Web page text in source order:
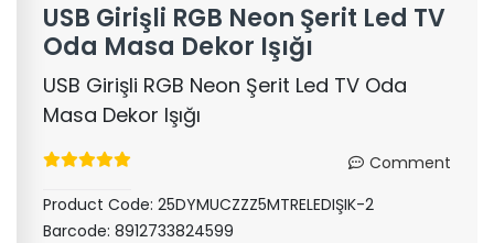
USB Girişli RGB Neon Şerit Led TV
Oda Masa Dekor Işığı
USB Girişli RGB Neon Şerit Led TV Oda
Masa Dekor Işığı
Comment
Product Code: 25DYMUCZZZ5MTRELEDIŞIK-2
Barcode: 8912733824599